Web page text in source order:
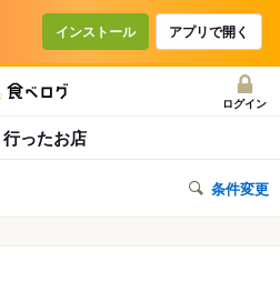
インストール アプリで開く
ログイン
行ったお店
条件変更